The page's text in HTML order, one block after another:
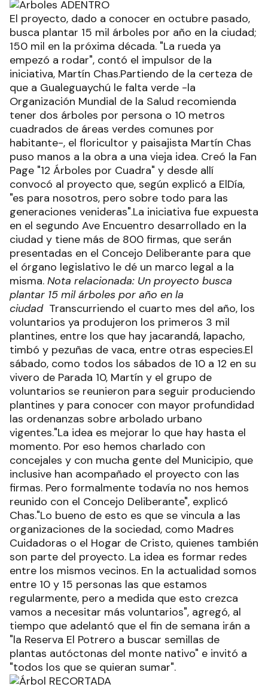
El proyecto, dado a conocer en octubre pasado,
busca plantar 15 mil árboles por año en la ciudad;
150 mil en la próxima década. "La rueda ya
empezó a rodar", contó el impulsor de la
iniciativa, Martín Chas.Partiendo de la certeza de
que a Gualeguaychú le falta verde -la
Organización Mundial de la Salud recomienda
tener dos árboles por persona o 10 metros
cuadrados de áreas verdes comunes por
habitante-, el floricultor y paisajista Martín Chas
puso manos a la obra a una vieja idea. Creó la Fan
Page "12 Árboles por Cuadra" y desde allí
convocó al proyecto que, según explicó a ElDía,
"es para nosotros, pero sobre todo para las
generaciones venideras".La iniciativa fue expuesta
en el segundo Ave Encuentro desarrollado en la
ciudad y tiene más de 800 firmas, que serán
presentadas en el Concejo Deliberante para que
el órgano legislativo le dé un marco legal a la
misma. Nota relacionada: Un proyecto busca
plantar 15 mil árboles por año en la
ciudad Transcurriendo el cuarto mes del año, los
voluntarios ya produjeron los primeros 3 mil
plantines, entre los que hay jacarandá, lapacho,
timbó y pezuñas de vaca, entre otras especies.El
sábado, como todos los sábados de 10 a 12 en su
vivero de Parada 10, Martín y el grupo de
voluntarios se reunieron para seguir produciendo
plantines y para conocer con mayor profundidad
las ordenanzas sobre arbolado urbano
vigentes."La idea es mejorar lo que hay hasta el
momento. Por eso hemos charlado con
concejales y con mucha gente del Municipio, que
inclusive han acompañado el proyecto con las
firmas. Pero formalmente todavía no nos hemos
reunido con el Concejo Deliberante", explicó
Chas."Lo bueno de esto es que se vincula a las
organizaciones de la sociedad, como Madres
Cuidadoras o el Hogar de Cristo, quienes también
son parte del proyecto. La idea es formar redes
entre los mismos vecinos. En la actualidad somos
entre 10 y 15 personas las que estamos
regularmente, pero a medida que esto crezca
vamos a necesitar más voluntarios", agregó, al
tiempo que adelantó que el fin de semana irán a
"la Reserva El Potrero a buscar semillas de
plantas autóctonas del monte nativo" e invitó a
"todos los que se quieran sumar".